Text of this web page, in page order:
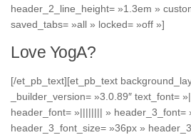
header_2_line_height= »1.3em »
saved_tabs= »all » locked= »off »]
Love YogA?
[/et_pb_text][et_pb_text
_builder_version= »3.0.89″ text_font=
header_font= »|||||||| » header_3_font=
header_3_font_size= »36px »